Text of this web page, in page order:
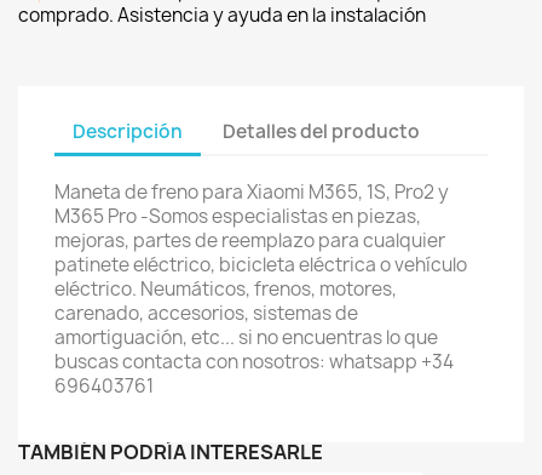
comprado. Asistencia y ayuda en la instalación
Descripción Detalles del producto
Maneta de freno para Xiaomi M365, 1S, Pro2 y
M365 Pro -Somos especialistas en piezas,
mejoras, partes de reemplazo para cualquier
patinete eléctrico, bicicleta eléctrica o vehículo
eléctrico. Neumáticos, frenos, motores,
carenado, accesorios, sistemas de
amortiguación, etc... si no encuentras lo que
buscas contacta con nosotros: whatsapp +34
696403761
TAMBIÉN PODRÍA INTERESARLE